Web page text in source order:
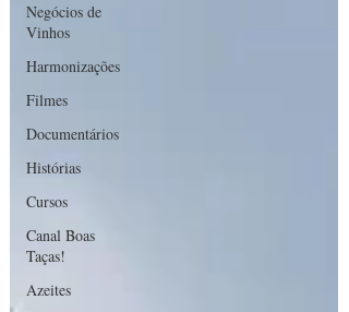
Negócios de
Vinhos
Harmonizações
Filmes
Documentários
Histórias
Cursos
Canal Boas
Taças!
Azeites